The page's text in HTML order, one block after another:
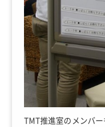
TMT推進室のメンバ